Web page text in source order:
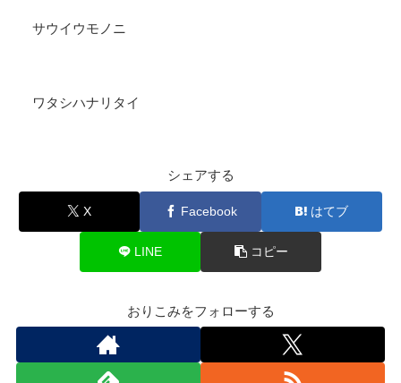
サウイウモノニ
ワタシハナリタイ
シェアする
X Facebook はてブ
LINE コピー
おりこみをフォローする